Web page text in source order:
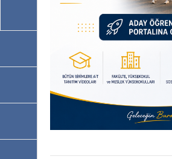
Programlarımız
OBS
HAVİS